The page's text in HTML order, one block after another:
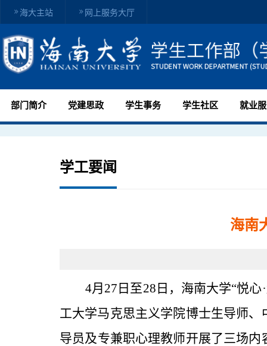
海大主站 网上服务大厅
部门简介 党建思政 学生事务 学生社区 就业
学工要闻
海南
4月27日至28日，海南大学“悦
工大学马克思主义学院博士生导师
导员及专兼职心理教师开展了三场